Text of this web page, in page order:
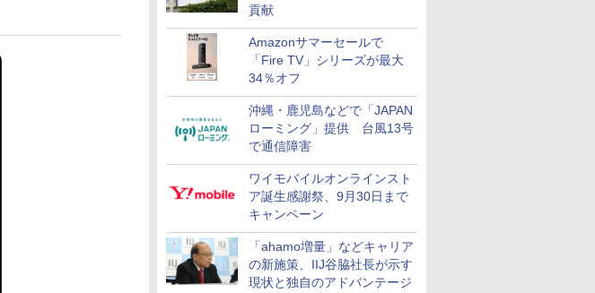
貢献
Amazonサマーセールで
「Fire TV」シリーズが最大
34％オフ
沖縄・鹿児島などで「JAPAN
ローミング」提供 台風13号
で通信障害
ワイモバイルオンラインスト
ア誕生感謝祭、9月30日まで
キャンペーン
「ahamo増量」などキャリア
の新施策、IIJ谷脇社長が示す
現状と独自のアドバンテージ